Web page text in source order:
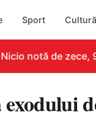
Sport Cultură
notă de zece,